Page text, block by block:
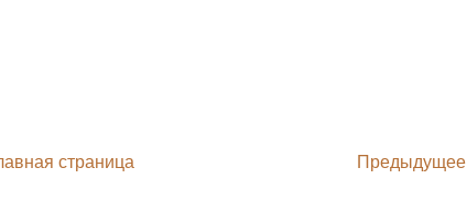
Предыдущее
страница